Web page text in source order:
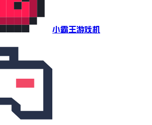
小霸王游戏机